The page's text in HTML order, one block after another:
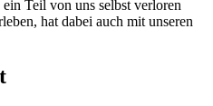
Teil von uns selbst verloren
hat dabei auch mit unseren